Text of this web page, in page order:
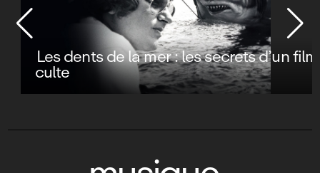
Les dents de la mer : les secrets d’un film
culte